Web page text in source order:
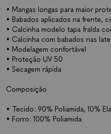
• Mangas longas para maior
• Babados aplicados na frente,
• Calcinha modelo tapa fralda
• Calcinha com babados nas
• Modelagem confortável
• Proteção UV 50
• Secagem rápida
Composição
• Tecido: 90% Poliamida, 10%
• Forro: 100% Poliamida